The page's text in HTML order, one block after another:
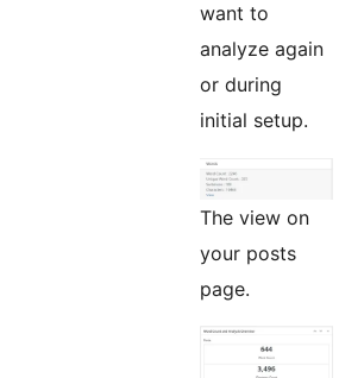
want to
analyze again
or during
initial setup.
The view on
your posts
page.